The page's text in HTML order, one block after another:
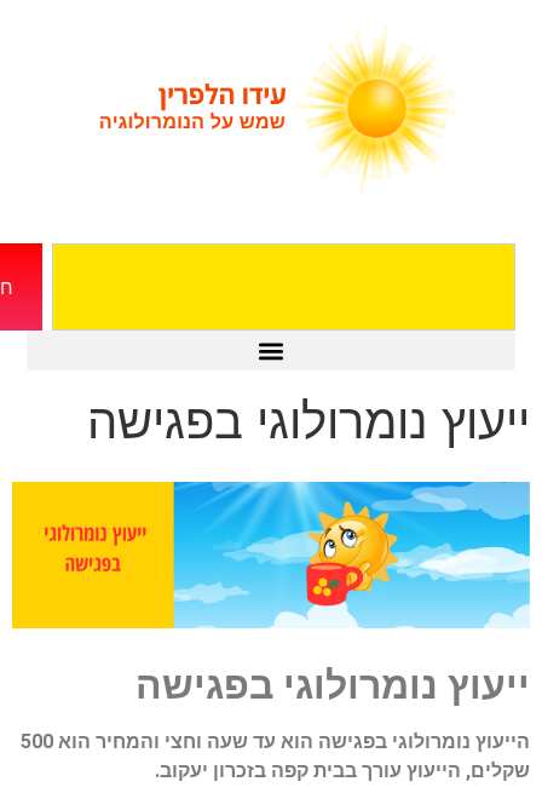
נומרולוגי בפגישה
נומרולוגי בפגישה
הייעוץ נומרולוגי בפגישה הוא עד שעה וחצי והמחיר הוא 500
הייעוץ עורך בבית קפה בזכרון יעקוב.